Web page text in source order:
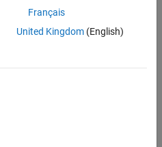
for instructions.
Board in MATLAB Online
Français
United Kingdom(English)